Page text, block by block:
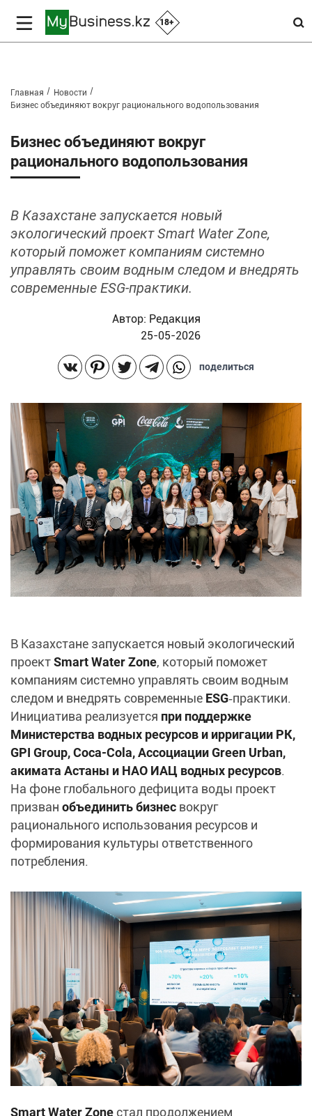
18+
Главная
Новости
Бизнес объединяют вокруг рационального водопользования
Бизнес объединяют вокруг
рационального водопользования
В Казахстане запускается новый
экологический проект Smart Water Zone,
который поможет компаниям системно
управлять своим водным следом и внедрять
современные ESG‑практики.
поделиться
Автор: Редакция
25-05-2026
В Казахстане запускается новый экологический
проектSmart Water Zone, который поможет
компаниям системно управлять своим водным
следом и внедрять современные ESG‑практики.
Инициатива реализуется при поддержке
Министерства водных ресурсов и ирригации РК,
GPI Group, Coca‑Cola, Ассоциации Green Urban,
акимата Астаны и НАО ИАЦ водных ресурсов.
На фоне глобального дефицита воды проект
призван объединить бизнес вокруг
рационального использования ресурсов и
формирования культуры ответственного
потребления.
Smart Water Zone стал продолжением